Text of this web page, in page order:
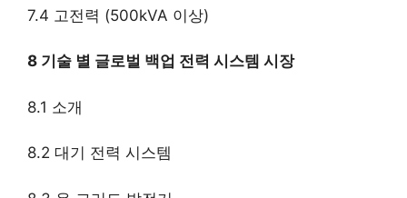
7.4 고전력 (500kVA 이상)
8 기술 별 글로벌 백업 전력 시스템 시장
8.1 소개
8.2 대기 전력 시스템